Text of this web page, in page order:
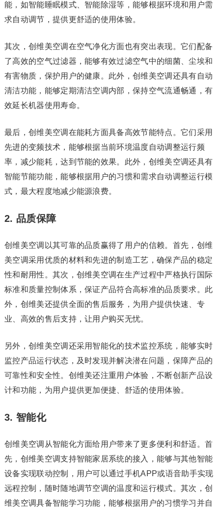
能，如智能睡眠模式、智能除湿等，能够根据环境和用户需
求自动调节，提供更舒适的使用体验。
其次，创维美空调在空气净化方面也有突出表现。它们配备
了高效的空气过滤器，能够有效过滤空气中的细菌、尘埃和
有害物质，保护用户的健康。此外，创维美空调还具有自动
清洁功能，能够定期清洁空调内部，保持空气流通畅通，有
效延长机器使用寿命。
最后，创维美空调在能耗方面具备高效节能特点。它们采用
先进的变频技术，能够根据当前环境温度自动调整运行频
率，减少能耗，达到节能的效果。此外，创维美空调还具有
智能节能功能，能够根据用户的习惯和需求自动调整运行模
式，最大程度地减少能源浪费。
2. 品质保障
创维美空调以其可靠的品质赢得了用户的信赖。首先，创维
美空调采用优质的材料和先进的制造工艺，确保产品的稳定
性和耐用性。其次，创维美空调在生产过程中严格执行国际
标准和质量控制体系，保证产品符合高标准的品质要求。此
外，创维美还提供全面的售后服务，为用户提供快速、专
业、高效的售后支持，让用户购买无忧。
另外，创维美空调还采用智能化的技术监控系统，能够实时
监控产品运行状态，及时发现并解决潜在问题，保障产品的
可靠性和安全性。创维美还注重用户体验，不断创新产品设
计和功能，为用户提供更加便捷、舒适的使用体验。
3. 智能化
创维美空调从智能化方面给用户带来了更多便利和舒适。首
先，创维美空调支持智能家居系统的接入，能够与其他智能
设备实现联动控制，用户可以通过手机APP或语音助手实现
远程控制，随时随地调节空调的温度和运行模式。其次，创
维美空调具备智能学习功能，能够根据用户的习惯学习并自